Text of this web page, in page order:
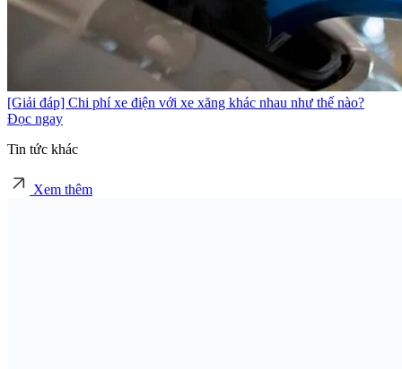
[Giải đáp] Chi phí xe điện với xe xăng khác nhau như thế nào?
Đọc ngay
Tin tức khác
Xem thêm